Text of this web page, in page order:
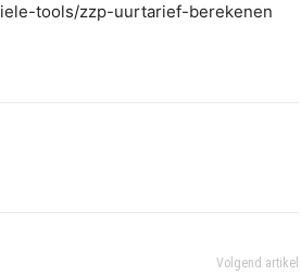
tools/zzp-uurtarief-berekenen
Volgend artikel